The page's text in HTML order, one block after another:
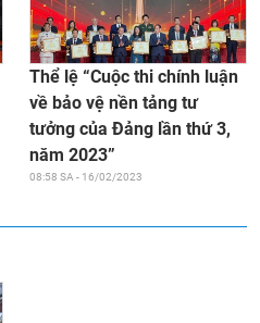
Thể lệ “Cuộc thi chính luận
về bảo vệ nền tảng tư
tưởng của Đảng lần thứ 3,
năm 2023”
08:58 SA - 16/02/2023